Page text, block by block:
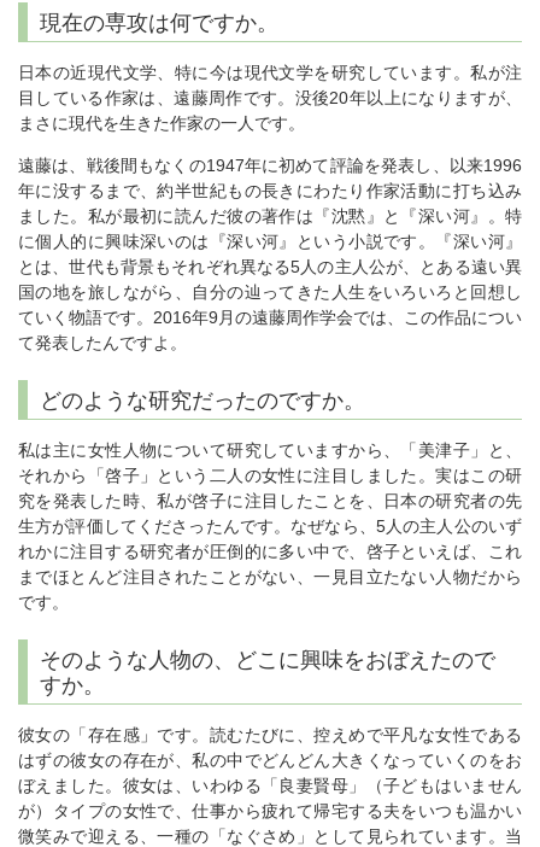
現在の専攻は何ですか。
日本の近現代文学、特に今は現代文学を研究しています。私が注
目している作家は、遠藤周作です。没後20年以上になりますが、
まさに現代を生きた作家の一人です。
遠藤は、戦後間もなくの1947年に初めて評論を発表し、以来1996
年に没するまで、約半世紀もの長きにわたり作家活動に打ち込み
ました。私が最初に読んだ彼の著作は『沈黙』と『深い河』。特
に個人的に興味深いのは『深い河』という小説です。『深い河』
とは、世代も背景もそれぞれ異なる5人の主人公が、とある遠い異
国の地を旅しながら、自分の辿ってきた人生をいろいろと回想し
ていく物語です。2016年9月の遠藤周作学会では、この作品につい
て発表したんですよ。
どのような研究だったのですか。
私は主に女性人物について研究していますから、「美津子」と、
それから「啓子」という二人の女性に注目しました。実はこの研
究を発表した時、私が啓子に注目したことを、日本の研究者の先
生方が評価してくださったんです。なぜなら、5人の主人公のいず
れかに注目する研究者が圧倒的に多い中で、啓子といえば、これ
までほとんど注目されたことがない、一見目立たない人物だから
です。
そのような人物の、どこに興味をおぼえたので
すか。
彼女の「存在感」です。読むたびに、控えめで平凡な女性である
はずの彼女の存在が、私の中でどんどん大きくなっていくのをお
ぼえました。彼女は、いわゆる「良妻賢母」（子どもはいません
が）タイプの女性で、仕事から疲れて帰宅する夫をいつも温かい
微笑みで迎える、一種の「なぐさめ」として見られています。当